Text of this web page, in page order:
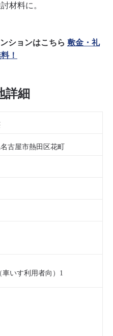
材料に。
ションはこちら 敷金・礼
！
詳細
古屋市熱田区花町
いす利用者向）1